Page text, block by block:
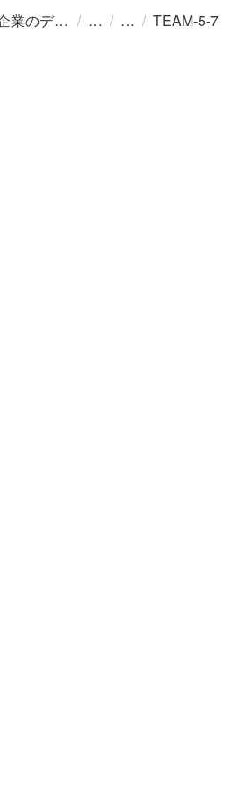
DX Criteria (v202506)/企業のデジタル化とソフトウェア活用のためのガイドライン / / / TEAM-5-7